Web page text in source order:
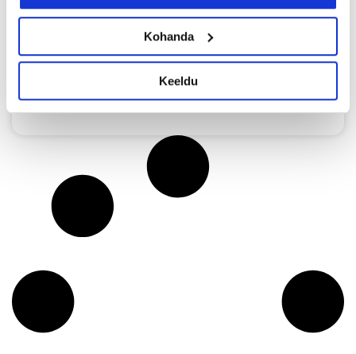
Kohanda
Keeldu
труда Эстонии, где к концу мая в
6000 вакансий и более 30 000
зарегистрированных безработных.